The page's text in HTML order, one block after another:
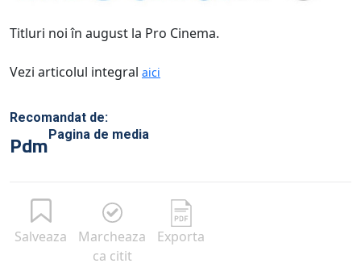
Titluri noi în august la Pro Cinema.
Vezi articolul integral aici
Recomandat de:
Pdm Pagina de media
Salveaza
Marcheaza
ca citit
Exporta